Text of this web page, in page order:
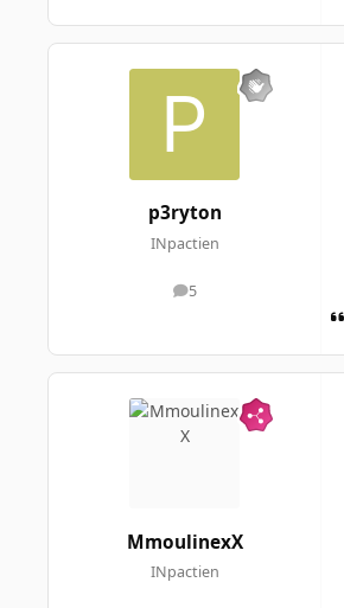
p3ryton
INpactien
5
messages
MmoulinexX
INpactien